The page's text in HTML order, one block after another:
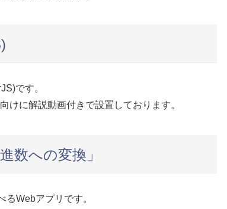
です。
けに解説動画付きで設置しております。
数への変換」
Webアプリです。